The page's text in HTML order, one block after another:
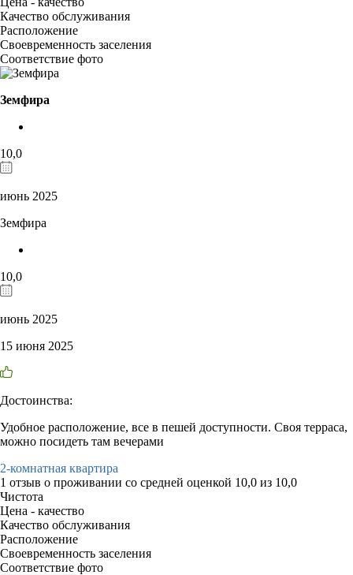
Качество обслуживания
Расположение
Своевременность заселения
Соответствие фото
Земфира
10,0
июнь 2025
Земфира
10,0
июнь 2025
15 июня 2025
Достоинства:
Удобное расположение, все в пешей доступности. Своя терраса,
можно посидеть там вечерами
2-комнатная квартира
1 отзыв о проживании со средней оценкой 10,0 из 10,0
Чистота
Цена - качество
Качество обслуживания
Расположение
Своевременность заселения
Соответствие фото